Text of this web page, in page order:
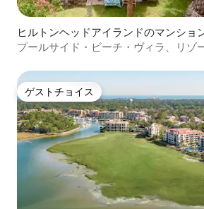
ヒルトンヘッドアイランドのマンショ
ート
プールサイド・ビーチ・ヴィラ、リゾ
ゲストチョイス
ゲストチョイス